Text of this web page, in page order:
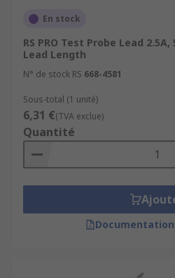
En stock
RS PRO Test Probe Lead 2.5A,
Lead Length
N° de stock RS 668-4581
Sous-total (1 unité)
6,31 €(TVA exclue)
Quantité